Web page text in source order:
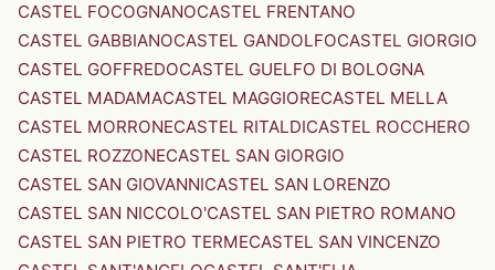
CASTEL FOCOGNANOCASTEL FRENTANO
CASTEL GABBIANOCASTEL GANDOLFOCASTEL GIORGIO
CASTEL GOFFREDOCASTEL GUELFO DI BOLOGNA
CASTEL MADAMACASTEL MAGGIORECASTEL MELLA
CASTEL MORRONECASTEL RITALDICASTEL ROCCHERO
CASTEL ROZZONECASTEL SAN GIORGIO
CASTEL SAN GIOVANNICASTEL SAN LORENZO
CASTEL SAN NICCOLO'CASTEL SAN PIETRO ROMANO
CASTEL SAN PIETRO TERMECASTEL SAN VINCENZO